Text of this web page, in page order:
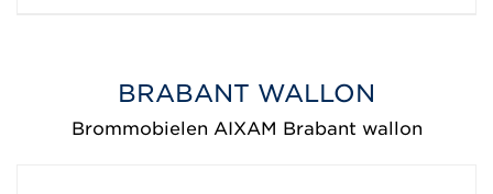
BRABANT WALLON
Brommobielen AIXAM Brabant wallon